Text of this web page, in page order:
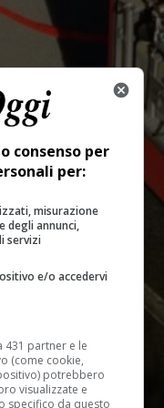
consenso per
per:
misurazione
degli annunci,
servizi
e/o accedervi
partner e le
(come cookie,
potrebbero
visualizzate e
specifico da questo